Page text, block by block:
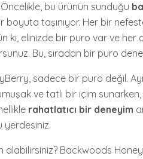
bu ürünün sunduğu
boyuta taşınıyor. Her bir
ki, elinizde bir puro var ve her
Bu, sıradan bir puro
sadece bir puro değil.
ve tatlı bir içim
rahatlatıcı bir deneyim
yerdesiniz.
alabilirsiniz? Backwoods